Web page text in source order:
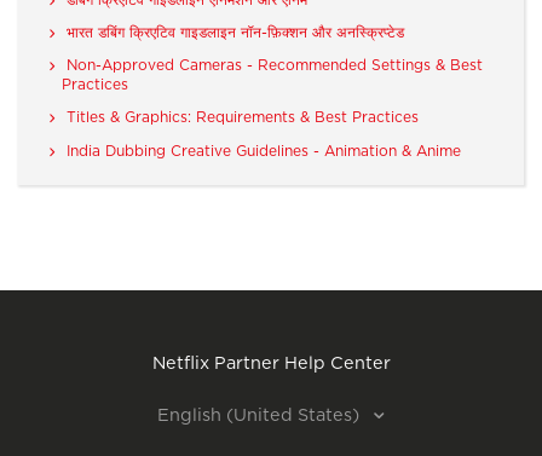
भारत डबिंग क्रिएटिव गाइडलाइन नॉन-फ़िक्शन और अनस्क्रिप्टेड
Non-Approved Cameras - Recommended Settings & Best
Practices
Titles & Graphics: Requirements & Best Practices
India Dubbing Creative Guidelines - Animation & Anime
Netflix Partner Help Center
English (United States)